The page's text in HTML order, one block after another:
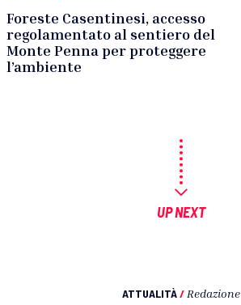
Foreste Casentinesi, accesso
regolamentato al sentiero del
Monte Penna per proteggere
l’ambiente
UP NEXT
ATTUALITÀ/ Redazione